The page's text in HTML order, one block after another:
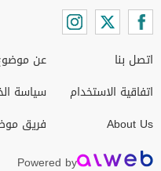
اتصل بنا
اتفاقية الاستخدام
About Us
عن
سياسة
فريق
Powered by